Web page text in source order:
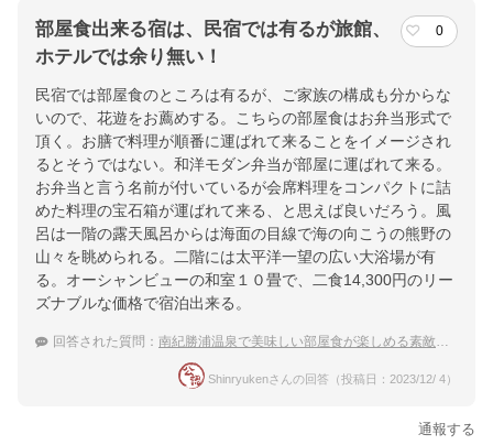
部屋食出来る宿は、民宿では有るが旅館、
ホテルでは余り無い！
0
民宿では部屋食のところは有るが、ご家族の構成も分からな
いので、花遊をお薦めする。こちらの部屋食はお弁当形式で
頂く。お膳で料理が順番に運ばれて来ることをイメージされ
るとそうではない。和洋モダン弁当が部屋に運ばれて来る。
お弁当と言う名前が付いているが会席料理をコンパクトに詰
めた料理の宝石箱が運ばれて来る、と思えば良いだろう。風
呂は一階の露天風呂からは海面の目線で海の向こうの熊野の
山々を眺められる。二階には太平洋一望の広い大浴場が有
る。オーシャンビューの和室１０畳で、二食14,300円のリー
ズナブルな価格で宿泊出来る。
回答された質問： 南紀勝浦温泉で美味しい部屋食が楽しめる素敵なお宿
Shinryukenさんの回答（投稿日：2023/12/ 4）
通報する